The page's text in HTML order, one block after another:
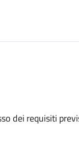
dei requisiti